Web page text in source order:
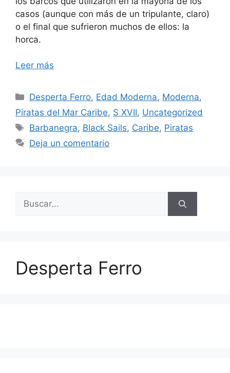
casos (aunque con más de un tripulante, claro)
o el final que sufrieron muchos de ellos: la
horca.
Leer más
Categorías
Desperta Ferro, Edad Moderna, Moderna,
Piratas del Mar Caribe, S XVII, Uncategorized
Etiquetas
Barbanegra, Black Sails, Caribe, Piratas
Deja un comentario
Buscar:
Desperta Ferro